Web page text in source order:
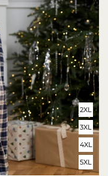
2XL
3XL
4XL
5XL